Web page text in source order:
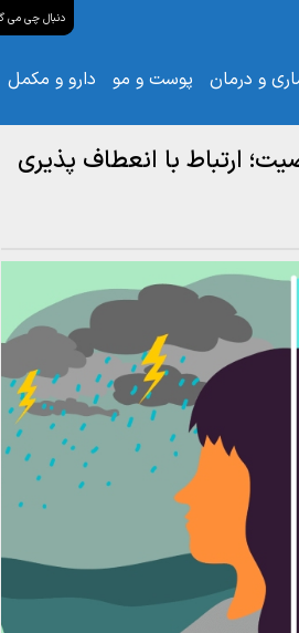
و درمان پوست و مو دارو و مکمل
ارتباط با انعطاف پذیری